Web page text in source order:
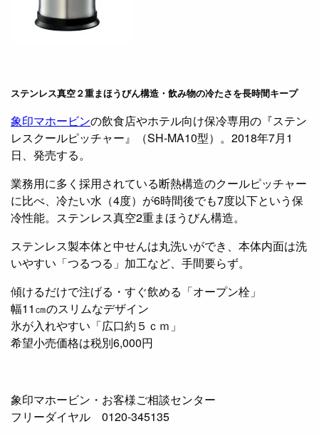
ステンレス真空２重まほうびん構造・飲み物の冷たさを長時間キープ
象印マホービンの飲食店やホテル向け保冷専用の『ステン
レスクールピッチャー』（SH-MA10型）。2018年7月1
日、発売する。
業務用に多く採用されている断熱構造のクールピッチャー
に比べ、冷たい水（4度）が6時間後でも7度以下という保
冷性能。ステンレス真空2重まほうびん構造。
ステンレス製本体と中せんは丸洗いができ、本体内面は洗
いやすい「つるつる」加工など、手間要らず。
傾けるだけで注げる・すぐ飲める「オープン栓」
幅11㎝のスリムなデザイン
氷が入れやすい「広口約５ｃｍ」
希望小売価格は税別6,000円
象印マホービン・お客様ご相談センター
フリーダイヤル 0120-345135